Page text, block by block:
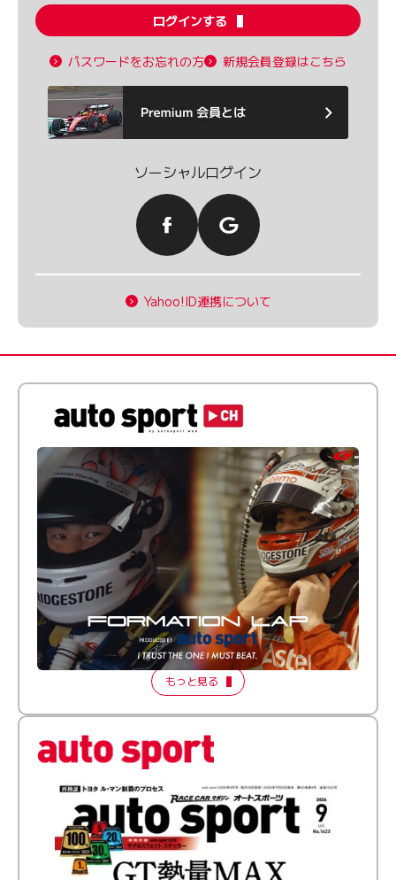
ログインする
パスワードをお忘れの方 新規会員登録はこちら
ソーシャルログイン
Yahoo!ID連携について
倒す相手を、信じてる。小林利徠斗 × 野村勇斗
【FORMATION LAP Produced by auto sport】
2026 Episode 2
もっと見る